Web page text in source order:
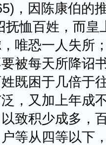
因陈康伯的推
抚恤百姓，而
唯恐一人失所
被每天所降诏
既困于几倍于
，又加上年成
致积少成多，
等从四等以下